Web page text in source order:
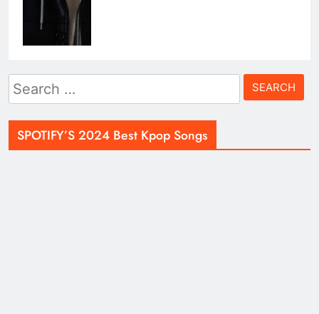
Search
for:
SPOTIFY’S 2024 Best Kpop Songs